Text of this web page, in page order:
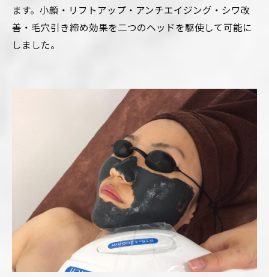
ます。小顔・リフトアップ・アンチエイジング・シワ改
善・毛穴引き締め効果を二つのヘッドを駆使して可能に
しました。